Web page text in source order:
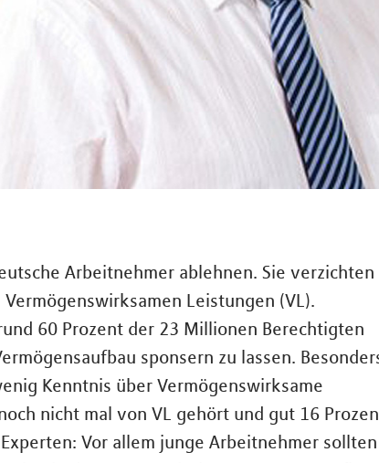
Arbeitnehmer ablehnen. Sie verzichten
Leistungen (VL).
60 Prozent der 23 Millionen Berechtigten
sponsern zu lassen.
Kenntnis über Vermögenswirksame
nicht mal von VL gehört und gut 16
Vor allem junge Arbeitnehmer sollten